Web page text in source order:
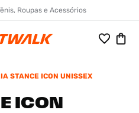
Roupas e Acessórios
STANCE ICON UNISSEX
ICON